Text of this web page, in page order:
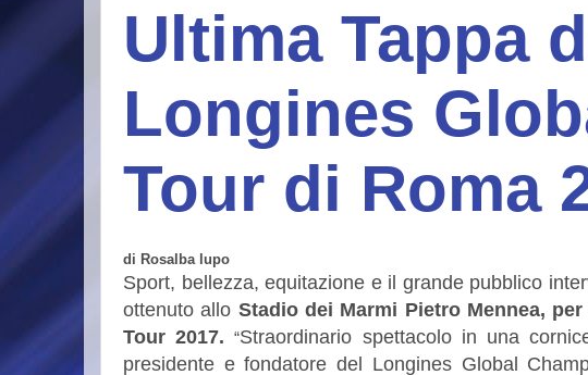
Ultima Tappa
Longines
Tour di Roma
di Rosalba lupo
Sport, bellezza, equitazione e il grande pubblico
ottenuto allo Stadio dei Marmi Pietro Mennea,
Tour 2017.“Straordinario spettacolo in una
presidente e fondatore del Longines Global